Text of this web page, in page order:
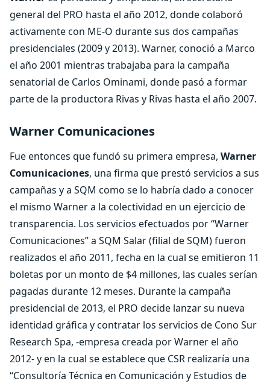
general del PRO hasta el año 2012, donde colaboró
activamente con ME-O durante sus dos campañas
presidenciales (2009 y 2013). Warner, conoció a Marco
el año 2001 mientras trabajaba para la campaña
senatorial de Carlos Ominami, donde pasó a formar
parte de la productora Rivas y Rivas hasta el año 2007.
Warner Comunicaciones
Fue entonces que fundó su primera empresa, Warner
Comunicaciones, una firma que prestó servicios a sus
campañas y a SQM como se lo habría dado a conocer
el mismo Warner a la colectividad en un ejercicio de
transparencia. Los servicios efectuados por “Warner
Comunicaciones” a SQM Salar (filial de SQM) fueron
realizados el año 2011, fecha en la cual se emitieron 11
boletas por un monto de $4 millones, las cuales serían
pagadas durante 12 meses. Durante la campaña
presidencial de 2013, el PRO decide lanzar su nueva
identidad gráfica y contratar los servicios de Cono Sur
Research Spa, -empresa creada por Warner el año
2012- y en la cual se establece que CSR realizaría una
“Consultoría Técnica en Comunicación y Estudios de